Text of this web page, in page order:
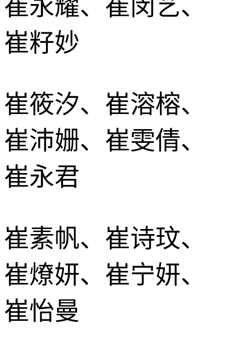
崔永耀、崔闵艺、
崔籽妙
崔筱汐、崔溶榕、
崔沛姗、崔雯倩、
崔永君
崔素帆、崔诗玟、
崔燎妍、崔宁妍、
崔怡曼